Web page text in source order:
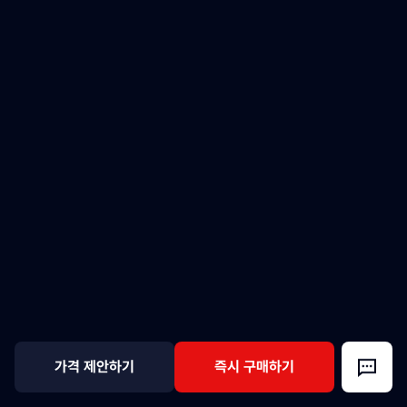
가격 제안하기 즉시 구매하기